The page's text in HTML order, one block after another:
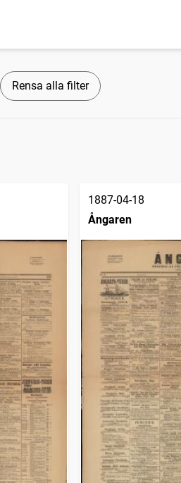
Rensa alla filter
1887-04-18
Ångaren